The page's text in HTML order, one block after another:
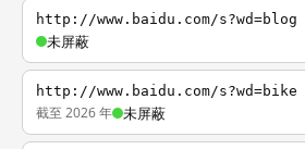
http://www.baidu.com/s?wd=blog
未屏蔽
http://www.baidu.com/s?wd=bike
截至 2026 年 未屏蔽